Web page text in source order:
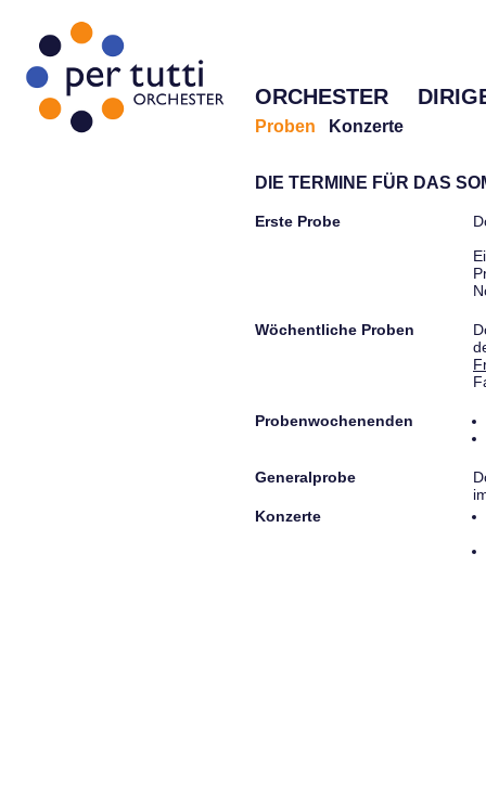
ORCHESTER
Proben Konzerte
DIE TERMINE FÜR DAS
Erste Probe
Wöchentliche Proben
Probenwochenenden
Generalprobe
Konzerte